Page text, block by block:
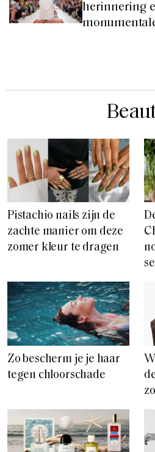
herinnering
Pistachio nails zijn de
zachte manier om deze
zomer kleur te dragen
Zo bescherm je je haar
tegen chloorschade